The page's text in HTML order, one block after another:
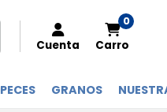
Cuenta
0
Carro
PECES GRANOS